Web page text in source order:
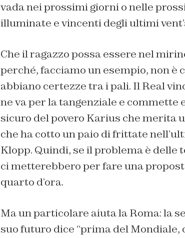
vada nei prossimi giorni o nelle
illuminate e vincenti degli ultimi
Che il ragazzo possa essere nel
perché, facciamo un esempio, non è
abbiano certezze tra i pali. Il Real
ne va per la tangenziale e
sicuro del povero Karius che merita
che ha cotto un paio di frittate
Klopp. Quindi, se il problema è delle
ci metterebbero per fare una
quarto d’ora.
Ma un particolare aiuta la Roma: la
suo futuro dice “prima del Mondiale,